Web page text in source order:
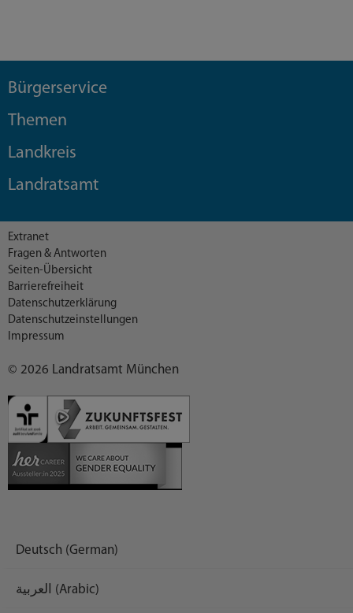
Bürgerservice
Themen
Landkreis
Landratsamt
© 2026 Landratsamt München
Extranet
Fragen & Antworten
Seiten-Übersicht
Barrierefreiheit
Datenschutzerklärung
Datenschutzeinstellungen
Impressum
Deutsch (German)
العربية (Arabic)